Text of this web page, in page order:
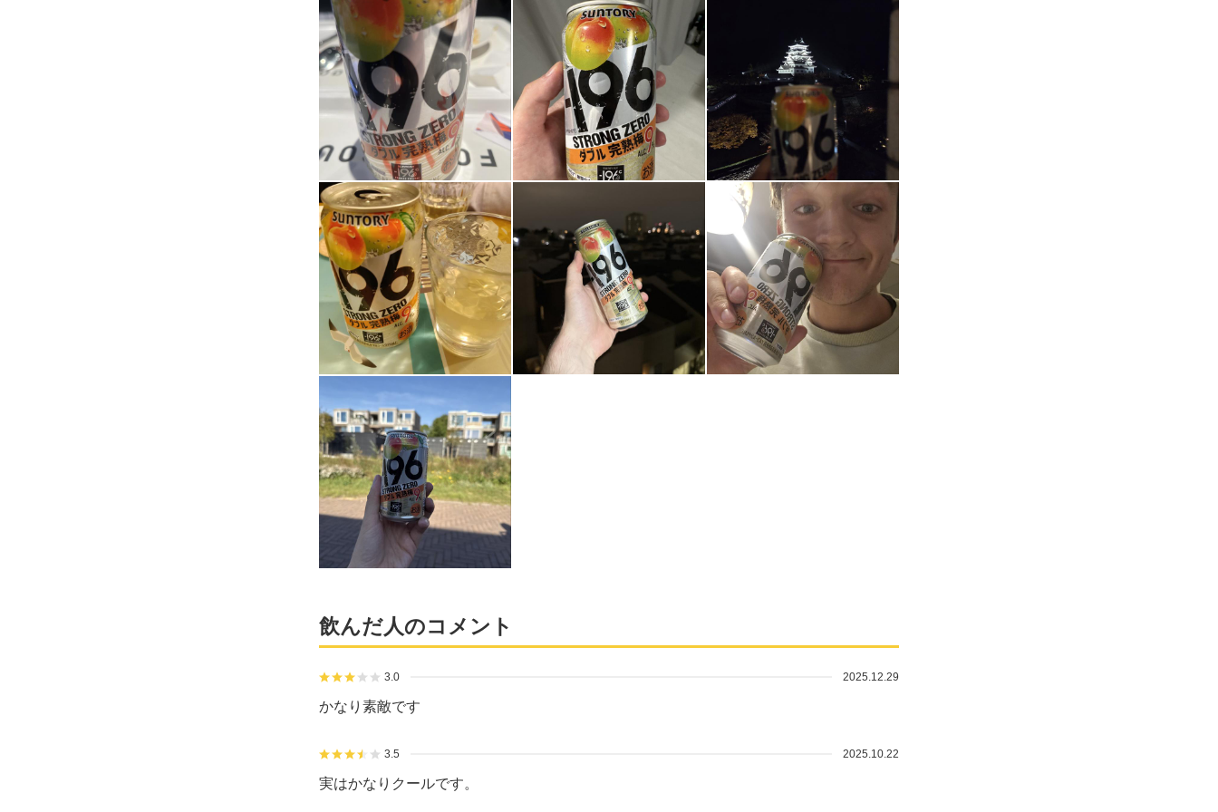
飲んだ人のコメント
3.0 2025.12.29
かなり素敵です
3.5 2025.10.22
実はかなりクールです。